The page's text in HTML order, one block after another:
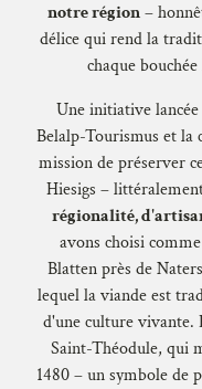
notre région–
délice qui rend la
chaque
Une initiative lancée
Belalp-Tourismus et la
mission de préserver
Hiesigs –
régionalité,
avons choisi
Blatten près de
lequel la viande est
d'une culture vivante.
Saint-Théodule, qui
1480 – un symbole de